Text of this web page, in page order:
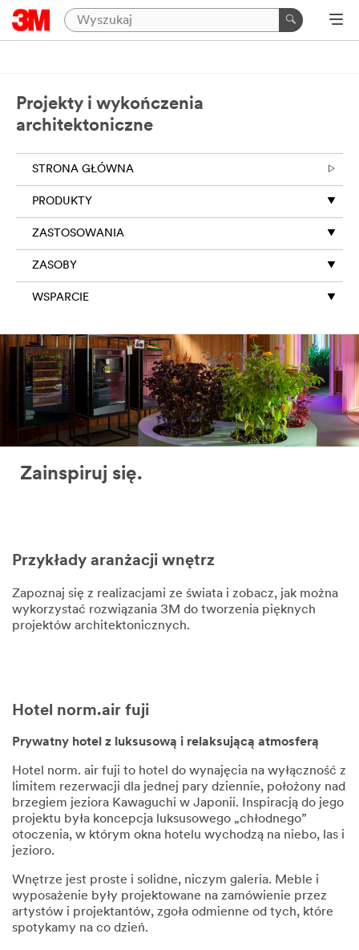
Projekty i wykończenia
architektoniczne
STRONA GŁÓWNA
PRODUKTY
ZASTOSOWANIA
ZASOBY
WSPARCIE
Zainspiruj się.
Przykłady aranżacji wnętrz
Zapoznaj się z realizacjami ze świata i zobacz, jak można
wykorzystać rozwiązania 3M do tworzenia pięknych
projektów architektonicznych.
Hotel norm.air fuji
Prywatny hotel z luksusową i relaksującą atmosferą
Hotel norm. air fuji to hotel do wynajęcia na wyłączność z
limitem rezerwacji dla jednej pary dziennie, położony nad
brzegiem jeziora Kawaguchi w Japonii. Inspiracją do jego
projektu była koncepcja luksusowego „chłodnego”
otoczenia, w którym okna hotelu wychodzą na niebo, las i
jezioro.
Wnętrze jest proste i solidne, niczym galeria. Meble i
wyposażenie były projektowane na zamówienie przez
artystów i projektantów, zgoła odmienne od tych, które
spotykamy na co dzień.